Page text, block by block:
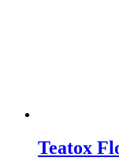
Teatox